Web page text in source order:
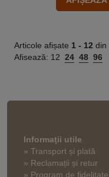
Articole afișate 1 - 12 din
Afisează: 12 24 48 96
Informaţii utile
» Transport și plată
» Reclamații și retur
» Program de fidelitate